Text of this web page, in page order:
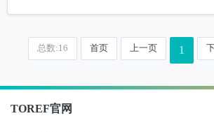
总数:16 首页 上一页 1
TOREF官网